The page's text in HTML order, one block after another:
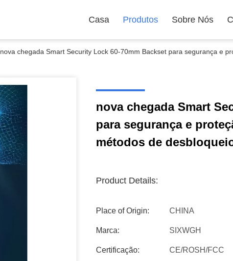
Casa Produtos Sobre Nós
nova chegada Smart Security Lock 60-70mm Backset para segurança e
nova chegada Smart
para segurança e
métodos de
Product Details:
Place of Origin: CHINA
Marca: SIXWGH
Certificação: CE/ROSH/FCC